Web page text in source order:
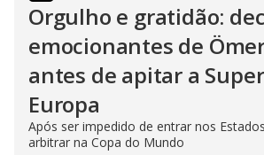
Orgulho e gratidão:
emocionantes de
antes de apitar a
Europa
Após ser impedido de entrar nos
arbitrar na Copa do Mundo